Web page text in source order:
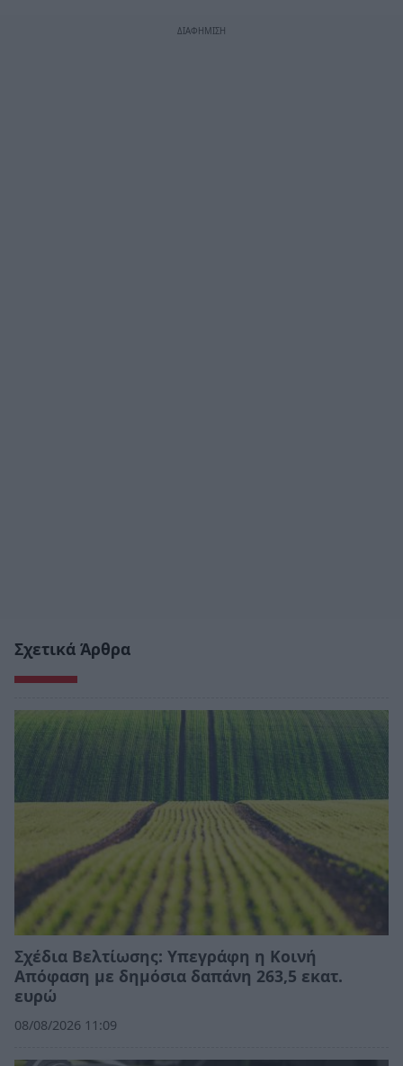
Σχετικά Άρθρα
Σχέδια Βελτίωσης: Υπεγράφη η Κοινή
Απόφαση με δημόσια δαπάνη 263,5 εκατ.
ευρώ
08/08/2026 11:09